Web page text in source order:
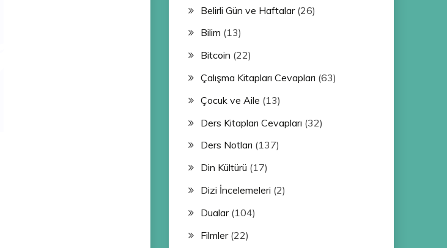
Belirli Gün ve Haftalar(26)
Bilim (13)
Bitcoin (22)
Çalışma Kitapları Cevapları (63)
Çocuk ve Aile (13)
Ders Kitapları Cevapları (32)
Ders Notları (137)
Din Kültürü (17)
Dizi İncelemeleri (2)
Dualar(104)
Filmler(22)